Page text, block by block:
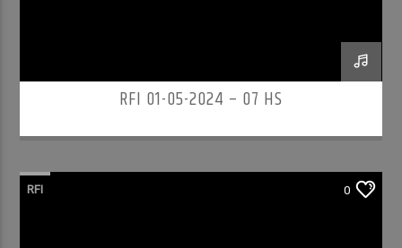
RFI 01-05-2024 – 07 HS
RFI 0